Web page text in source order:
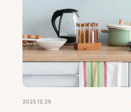
2025.12.29